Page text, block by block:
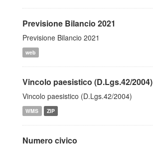
Previsione Bilancio 2021
Previsione Bilancio 2021
web
Vincolo paesistico (D.Lgs.42/2004)
Vincolo paesistico (D.Lgs.42/2004)
WMS ZIP
Numero civico